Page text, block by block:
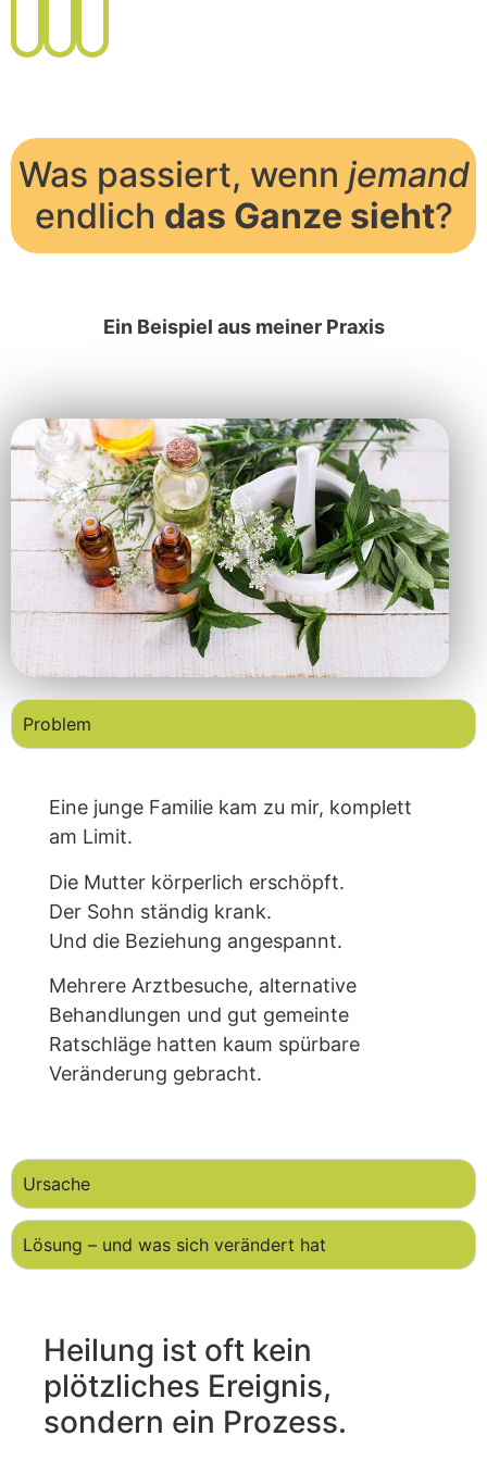
Was passiert, wenn jemand
endlich das Ganze sieht?
Ein Beispiel aus meiner Praxis
Problem
Eine junge Familie kam zu mir, komplett
am Limit.
Die Mutter körperlich erschöpft.
Der Sohn ständig krank.
Und die Beziehung angespannt.
Mehrere Arztbesuche, alternative
Behandlungen und gut gemeinte
Ratschläge hatten kaum spürbare
Veränderung gebracht.
Ursache
Lösung – und was sich verändert hat
Heilung ist oft kein
plötzliches Ereignis,
sondern ein Prozess.